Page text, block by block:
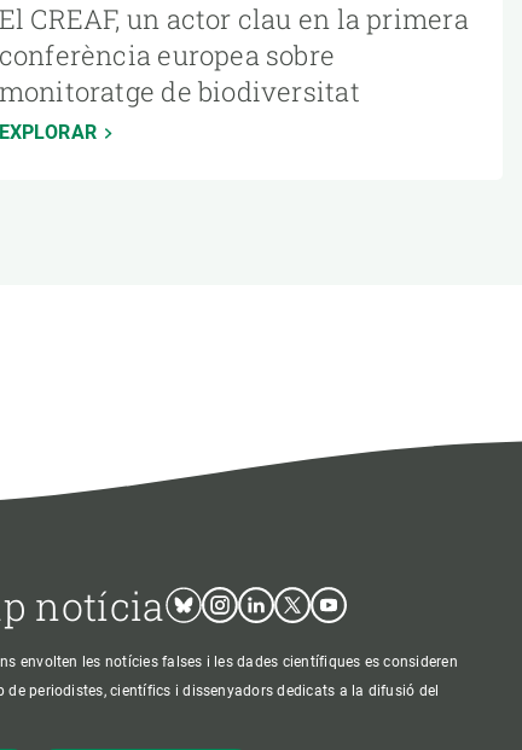
El CREAF, un actor clau en la primera
conferència europea sobre
monitoratge de biodiversitat
EXPLORAR
notícia BlueskyInstagram
LinkedinTwitterYoutube
envolten les notícies falses i les dades científiques es consideren
de periodistes, científics i dissenyadors dedicats a la difusió del